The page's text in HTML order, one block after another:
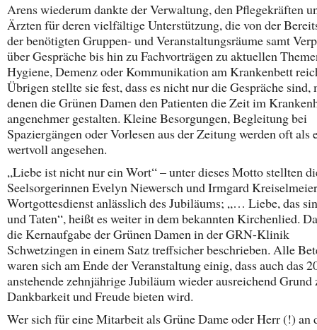
Arens wiederum dankte der Verwaltung, den Pflegekräften
Ärzten für deren vielfältige Unterstützung, die von der
der benötigten Gruppen- und Veranstaltungsräume samt
über Gespräche bis hin zu Fachvorträgen zu aktuellen
Hygiene, Demenz oder Kommunikation am Krankenbett
Übrigen stellte sie fest, dass es nicht nur die Gespräche sind,
denen die Grünen Damen den Patienten die Zeit im
angenehmer gestalten. Kleine Besorgungen, Begleitung bei
Spaziergängen oder Vorlesen aus der Zeitung werden oft als
wertvoll angesehen.
„Liebe ist nicht nur ein Wort“ – unter dieses Motto stellten
Seelsorgerinnen Evelyn Niewersch und Irmgard
Wortgottesdienst anlässlich des Jubiläums; „… Liebe, das
und Taten“, heißt es weiter in dem bekannten Kirchenlied.
die Kernaufgabe der Grünen Damen in der GRN-Klinik
Schwetzingen in einem Satz treffsicher beschrieben. Alle
waren sich am Ende der Veranstaltung einig, dass auch das
anstehende zehnjährige Jubiläum wieder ausreichend Grund
Dankbarkeit und Freude bieten wird.
Wer sich für eine Mitarbeit als Grüne Dame oder Herr (!) an